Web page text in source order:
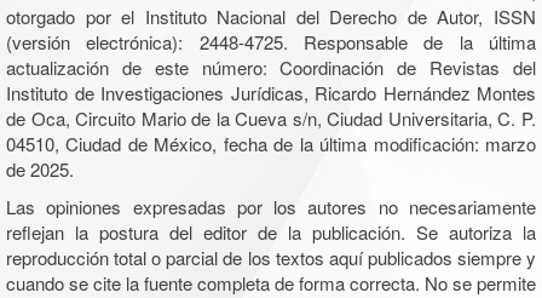
otorgado por el Instituto Nacional del Derecho de Autor, ISSN
(versión electrónica): 2448-4725. Responsable de la última
actualización de este número: Coordinación de Revistas del
Instituto de Investigaciones Jurídicas, Ricardo Hernández Montes
de Oca, Circuito Mario de la Cueva s/n, Ciudad Universitaria, C. P.
04510, Ciudad de México, fecha de la última modificación: marzo
de 2025.
Las opiniones expresadas por los autores no necesariamente
reflejan la postura del editor de la publicación. Se autoriza la
reproducción total o parcial de los textos aquí publicados siempre y
cuando se cite la fuente completa de forma correcta. No se permite